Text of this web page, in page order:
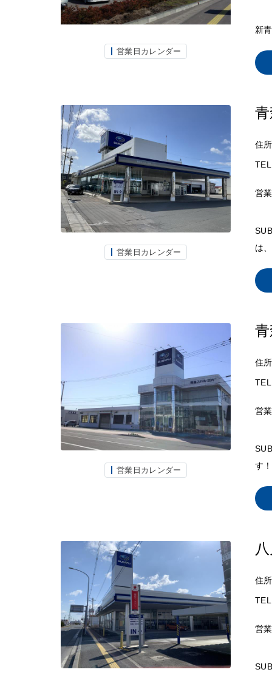
営業日カレンダー
新
営業日カレンダー
住所
TEL
営
は
営業日カレンダー
住所
TEL
営
す
住所
TEL
営